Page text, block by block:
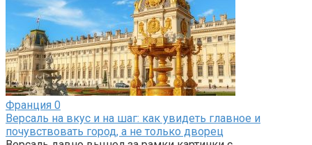
Франция 0
Версаль на вкус и на шаг: как увидеть главное и
почувствовать город, а не только дворец